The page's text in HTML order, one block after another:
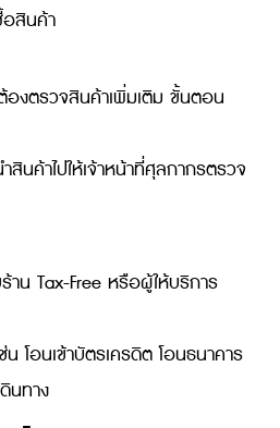
สินค้า
องตรวจสินค้าเพิ่มเติม ขั้นตอน
สินค้าไปให้เจ้าหน้าที่ศุลกากรตรวจ
ร้าน Tax-Free หรือผู้ให้บริการ
โอนเข้าบัตรเครดิต โอนธนาคาร
นทาง